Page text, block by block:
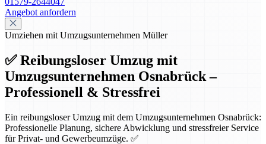
Angebot anfordern
Umziehen mit Umzugsunternehmen Müller
✅ Reibungsloser Umzug mit
Umzugsunternehmen Osnabrück –
Professionell & Stressfrei
Ein reibungsloser Umzug mit dem Umzugsunternehmen Osnabrück:
Professionelle Planung, sichere Abwicklung und stressfreier Service
für Privat- und Gewerbeumzüge. ✅